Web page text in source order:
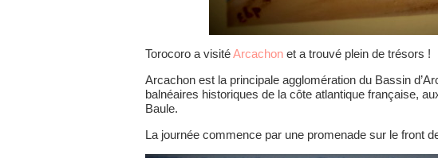
Torocoro a visitéArcachon et a trouvé plein de trésors !
Arcachon est la principale agglomération du Bassin
balnéaires historiques de la côte atlantique française,
Baule.
La journée commence par une promenade sur le front